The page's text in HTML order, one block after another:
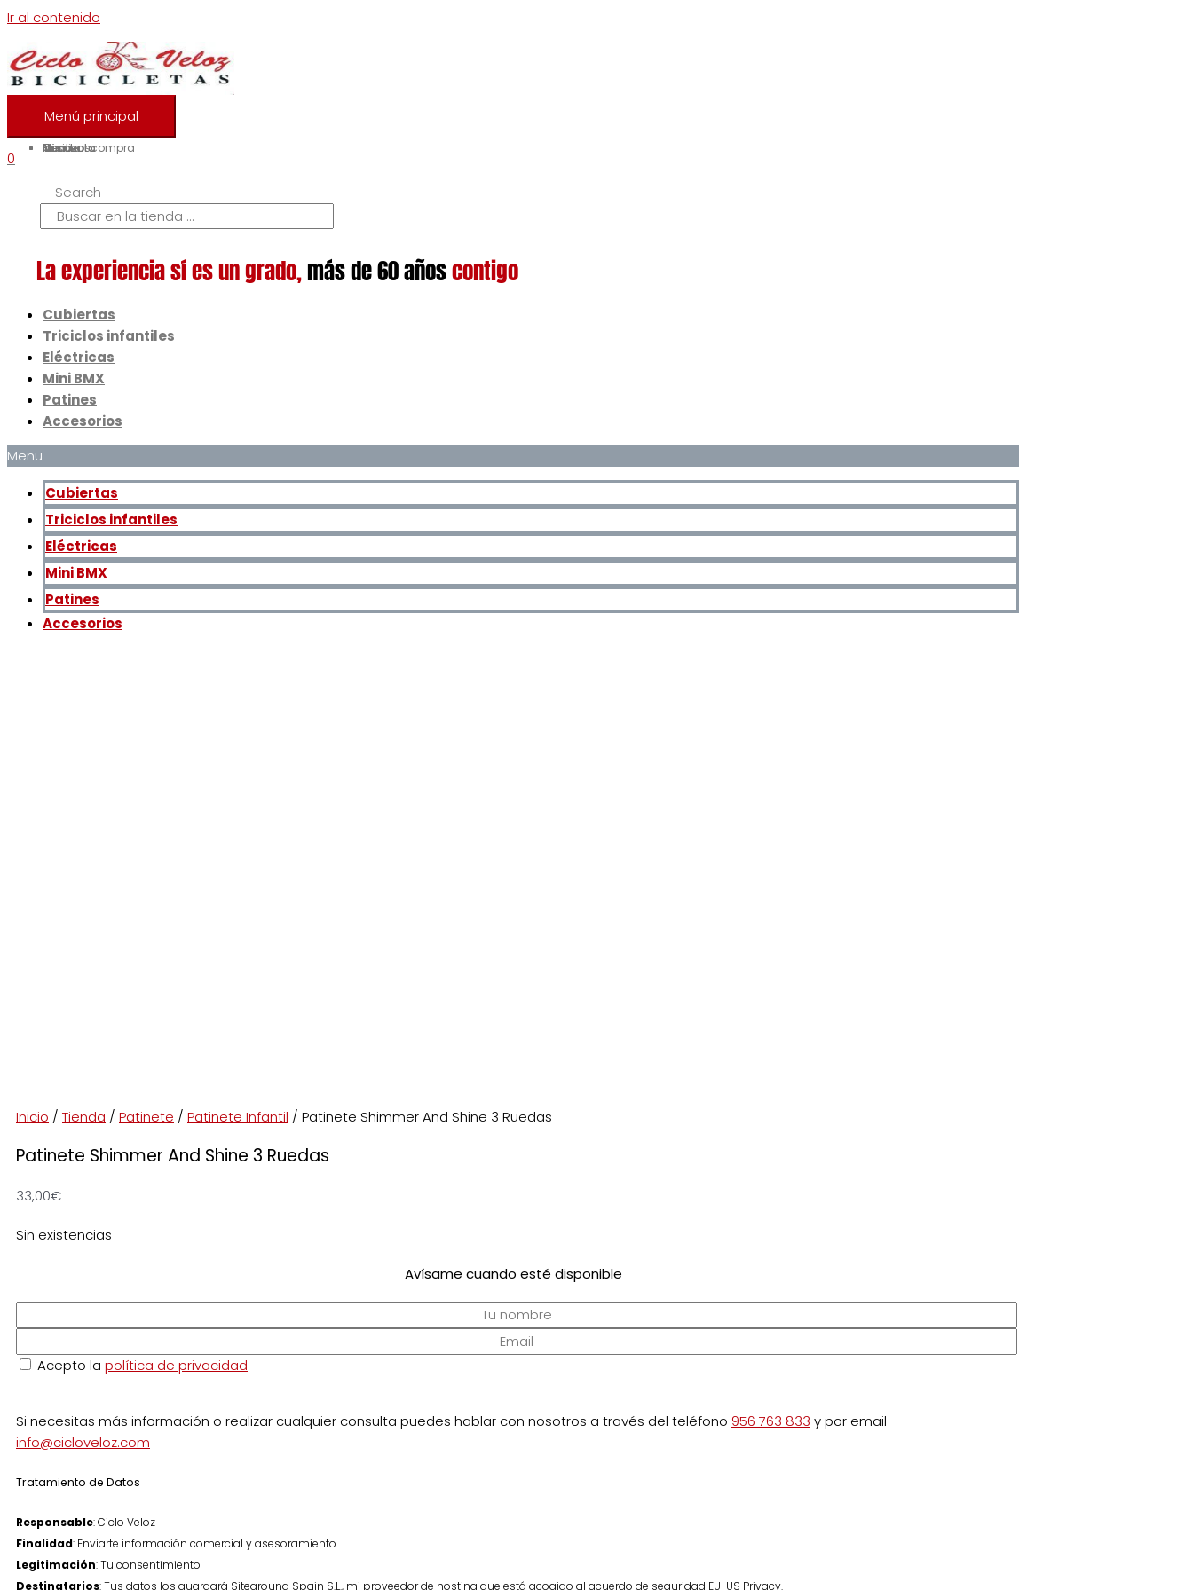
Ir al contenido
Menú principal
Inicio
Nosotros
Contacto
Tienda
Mi cuenta
Finalizar compra
0
Search
La experiencia sí es un grado,más de 60 añoscontigo
Cubiertas
Triciclos infantiles
Eléctricas
Mini BMX
Patines
Accesorios
Menu
Cubiertas
Triciclos infantiles
Eléctricas
Mini BMX
Patines
Accesorios
Inicio / Tienda / Patinete / Patinete Infantil / Patinete Shimmer And Shine 3 Ruedas
Patinete Shimmer And Shine 3 Ruedas
33,00€
Sin existencias
Avísame cuando esté disponible
Acepto la política de privacidad
Si necesitas más información o realizar cualquier consulta puedes hablar con nosotros a través del teléfono 956 763 833 y por email
info@cicloveloz.com
Tratamiento de Datos
Responsable: Ciclo Veloz
Finalidad: Enviarte información comercial y asesoramiento.
Legitimación: Tu consentimiento
Destinatarios: Tus datos los guardará Siteground Spain S.L., mi proveedor de hosting que está acogido al acuerdo de seguridad EU-US Privacy.